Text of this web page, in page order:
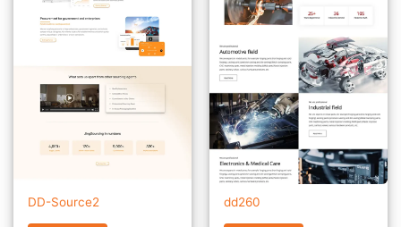
DD-Source2 dd260